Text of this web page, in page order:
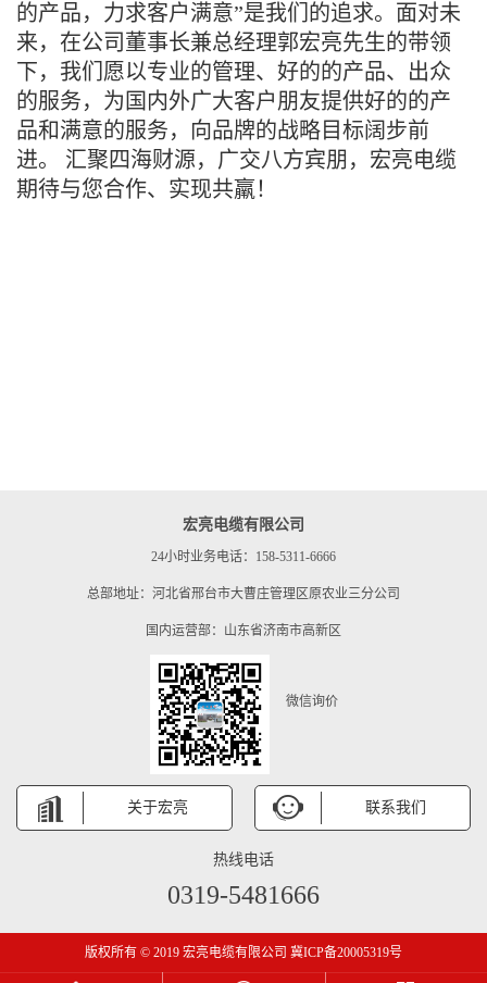
的产品，力求客户满意”是我们的追求。面对未
来，在公司董事长兼总经理郭宏亮先生的带领
下，我们愿以专业的管理、好的的产品、出众
的服务，为国内外广大客户朋友提供好的的产
品和满意的服务，向品牌的战略目标阔步前
进。 汇聚四海财源，广交八方宾朋，宏亮电缆
期待与您合作、实现共羸！
宏亮电缆有限公司
24小时业务电话：158-5311-6666
总部地址：河北省邢台市大曹庄管理区原农业三分公司
国内运营部：山东省济南市高新区
微信询价
关于宏亮 联系我们
热线电话
0319-5481666
版权所有 © 2019 宏亮电缆有限公司 冀ICP备20005319号